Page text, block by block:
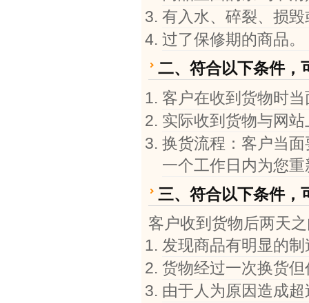
有入水、碎裂、损
过了保修期的商品。
二、符合以下条件，
客户在收到货物时
实际收到货物与网
换货流程：客户当
一个工作日内为您
三、符合以下条件，
客户收到货物后两天
发现商品有明显的
货物经过一次换货
由于人为原因造成